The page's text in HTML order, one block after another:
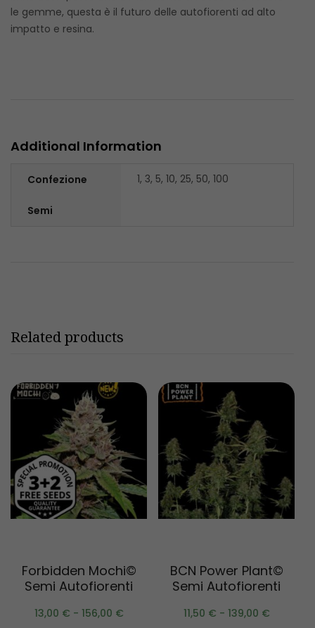
le gemme, questa è il futuro delle autofiorenti ad alto
impatto e resina.
Additional Information
Confezione
Semi
1, 3, 5, 10, 25, 50, 100
Related products
Forbidden Mochi©
Semi Autofiorenti
13,00 € - 156,00 €
BCN Power Plant©
Semi Autofiorenti
11,50 € - 139,00 €